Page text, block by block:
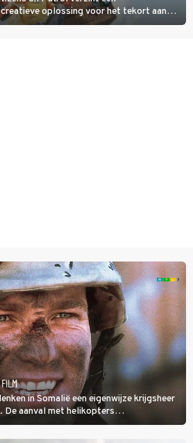
oplossing voor het tekort aan
in Somalië een eigenwijze krijgsheer
De aanval met helikopters
dramatisch.